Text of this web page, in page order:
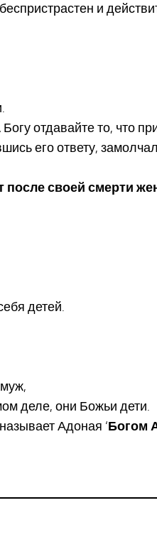
и
отдавайте то, что
его ответу,
после своей смерти
детей.
деле, они Божьи дети.
Адоная ‘Богом